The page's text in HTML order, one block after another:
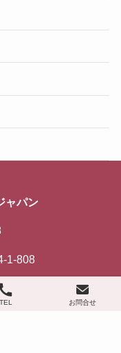
ャパン
1-808
TEL お問合せ